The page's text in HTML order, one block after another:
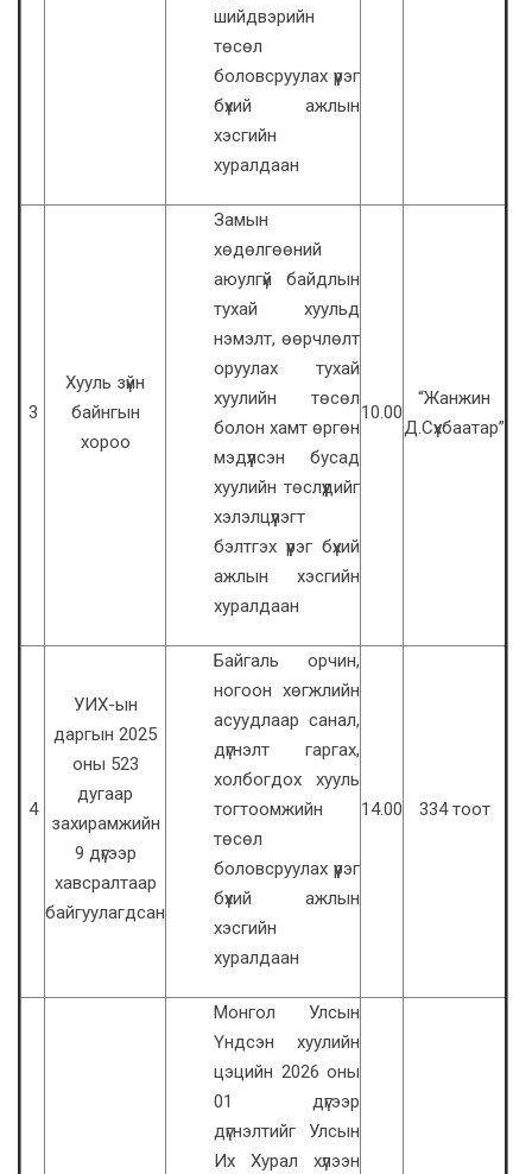
шийдвэрийн
төсөл
боловсруулах үүрэг
бүхий ажлын
хэсгийн
хуралдаан
3
Хууль зүйн
байнгын
хороо
Замын
хөдөлгөөний
аюулгүй байдлын
тухай хуульд
нэмэлт, өөрчлөлт
оруулах тухай
хуулийн төсөл
болон хамт өргөн
мэдүүлсэн бусад
хуулийн төслүүдийг
хэлэлцүүлэгт
бэлтгэх үүрэг бүхий
ажлын хэсгийн
хуралдаан
10.00
“Жанжин
Д.Сүхбаатар”
4
УИХ-ын
даргын 2025
оны 523
дугаар
захирамжийн
9 дүгээр
хавсралтаар
байгуулагдсан
Байгаль орчин,
ногоон хөгжлийн
асуудлаар санал,
дүгнэлт гаргах,
холбогдох хууль
тогтоомжийн
төсөл
боловсруулах үүрэг
бүхий ажлын
хэсгийн
хуралдаан
14.00 334 тоот
Монгол Улсын
Үндсэн хуулийн
цэцийн 2026 оны
01 дүгээр
дүгнэлтийг Улсын
Их Хурал хүлээн